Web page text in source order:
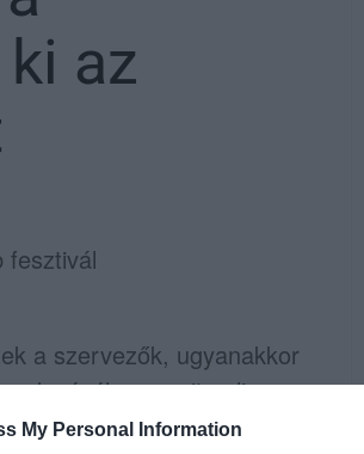
My Personal Information
az
fesztivál
a szervezők, ugyanakkor
amit online